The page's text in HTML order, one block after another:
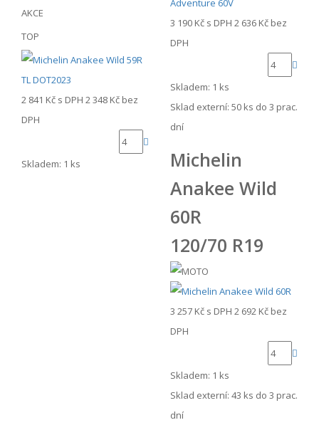
AKCE
TOP
2 841 Kč s DPH 2 348 Kč bez
DPH
Skladem: 1 ks
3 190 Kč s DPH 2 636 Kč bez
DPH
Skladem: 1 ks
Sklad externí: 50 ks do 3 prac.
dní
Michelin
Anakee Wild
60R
120/70 R19
3 257 Kč s DPH 2 692 Kč bez
DPH
Skladem: 1 ks
Sklad externí: 43 ks do 3 prac.
dní